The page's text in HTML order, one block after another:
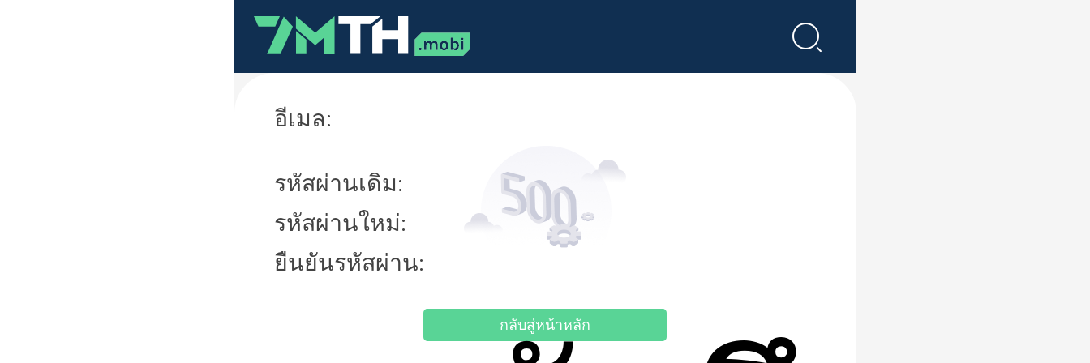
อีเมล:
รหัสผ่านเดิม:
รหัสผ่านใหม่:
ยืนยันรหัสผ่าน:
กลับสู่หน้าหลัก